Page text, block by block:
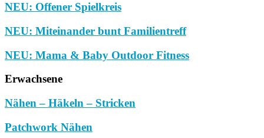
NEU: Offener Spielkreis
NEU: Miteinander bunt Familientreff
NEU: Mama & Baby Outdoor Fitness
Erwachsene
Nähen – Häkeln – Stricken
Patchwork Nähen